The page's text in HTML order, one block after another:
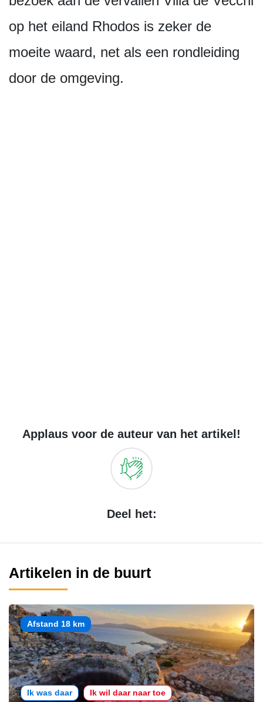
op het eiland Rhodos is zeker de
moeite waard, net als een rondleiding
door de omgeving.
Applaus voor de auteur van het artikel!
Deel het:
Artikelen in de buurt
Afstand 18 km
Ik was daar Ik wil daar naar toe